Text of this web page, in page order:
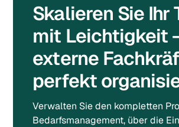
Skalieren Sie Ihr
mit Leichtigkeit
externe
perfekt
Verwalten Sie den kompletten
Bedarfsmanagement, über die